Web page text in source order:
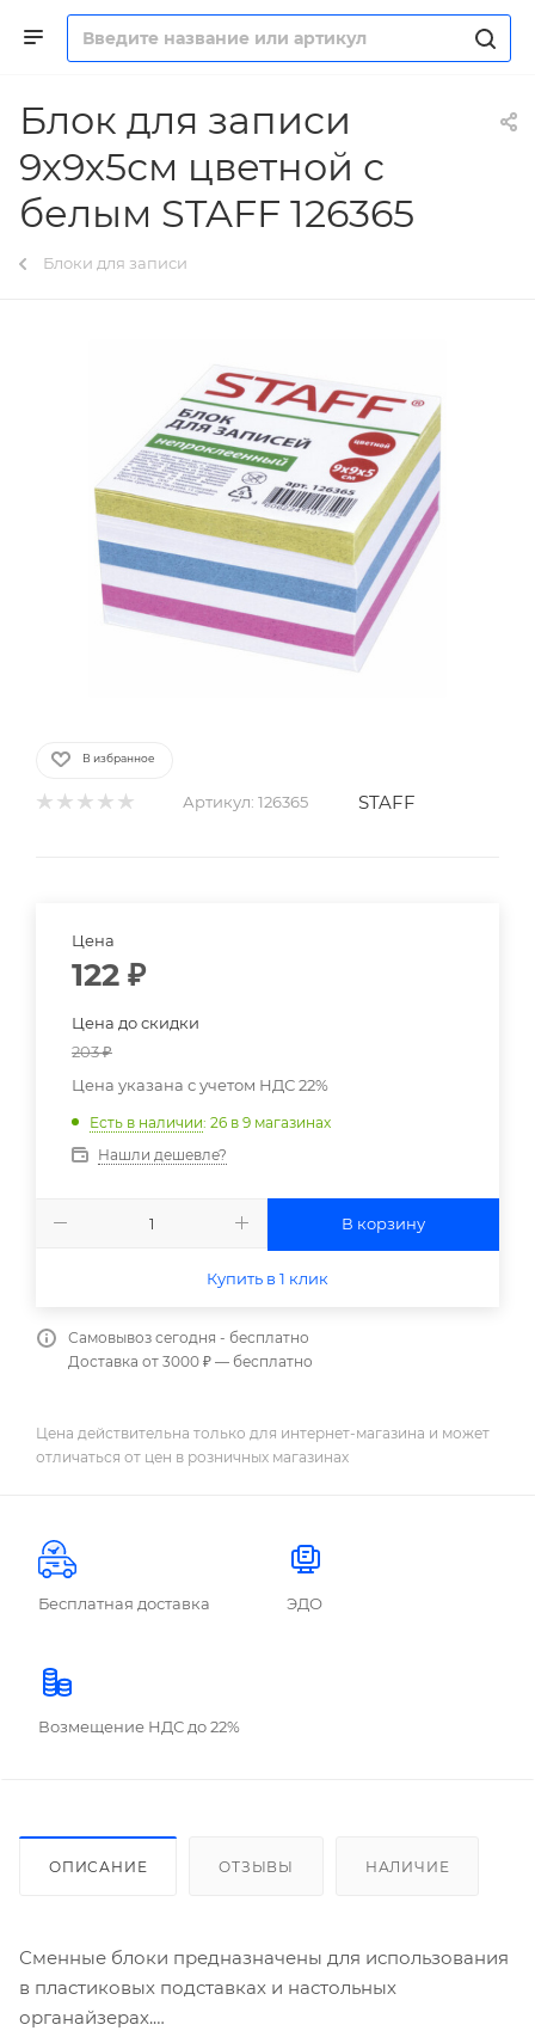
Блок для записи
9х9х5см цветной с
белым STAFF 126365
Блоки для записи
В избранное
Артикул: 126365 STAFF
Цена
122 ₽
Цена до скидки
203₽
Цена указана с учетом НДС 22%
Есть в наличии: 26 в 9 магазинах
Нашли дешевле?
В корзину
Купить в 1 клик
Самовывоз сегодня - бесплатно
Доставка от 3000 ₽ — бесплатно
Цена действительна только для интернет-магазина и может
отличаться от цен в розничных магазинах
Бесплатная доставка ЭДО
Возмещение НДС до 22%
ОПИСАНИЕ ОТЗЫВЫ НАЛИЧИЕ
Сменные блоки предназначены для использования
в пластиковых подставках и настольных
органайзерах.